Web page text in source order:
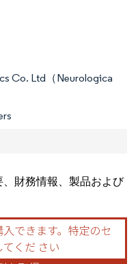
Co. Ltd（Neurologica
財務情報、製品および